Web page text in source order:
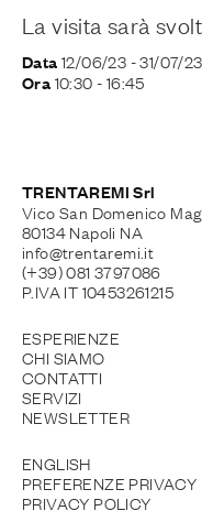
La visita sarà
Data12/06/23 - 31/07/23
Ora10:30 - 16:45
TRENTAREMI Srl
Vico San Domenico
80134 Napoli NA
info@trentaremi.it
(+39) 081 3797086
P.IVA IT 10453261215
ESPERIENZE
CHI SIAMO
CONTATTI
SERVIZI
NEWSLETTER
ENGLISH
PREFERENZE PRIVACY
PRIVACY POLICY